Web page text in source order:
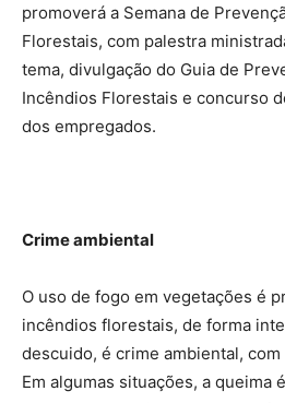
promoverá a Semana de
Florestais, com palestra
tema, divulgação do Guia de
Incêndios Florestais e concurso
dos empregados.
Crime ambiental
O uso de fogo em vegetações é
incêndios florestais, de forma
descuido, é crime ambiental,
Em algumas situações, a queima